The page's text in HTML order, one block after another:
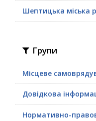
Шептицька міська
Групи
Місцеве
Довідкова
Нормативно-